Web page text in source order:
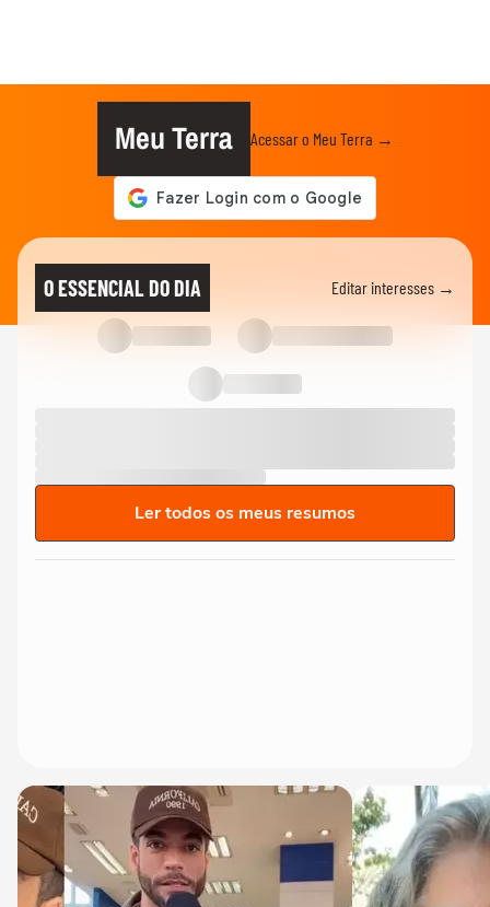
Meu Terra Acessar o Meu Terra →
O ESSENCIAL DO DIA Editar interesses →
Ler todos os meus resumos